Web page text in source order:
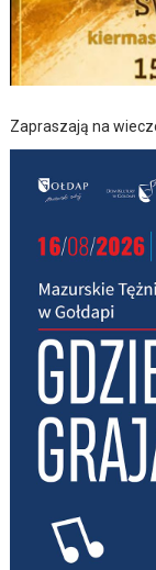
Zapraszają na